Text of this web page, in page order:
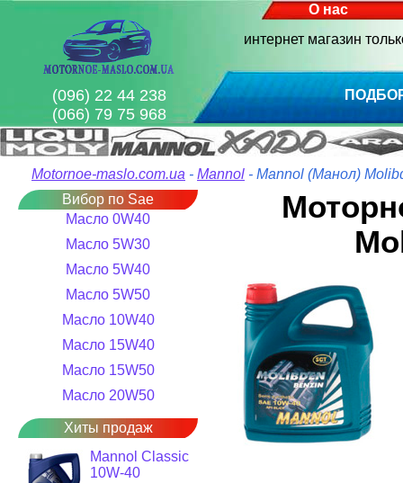
О нас
интернет магазин
(096) 22 44 238
(066) 79 75 968
Motornoe-maslo.com.ua - Mannol - Mannol (Манол)
Вибор по Sae
Масло 0W40
Масло 5W30
Масло 5W40
Масло 5W50
Масло 10W40
Масло 15W40
Масло 15W50
Масло 20W50
Хиты продаж
Mannol Classic
10W-40